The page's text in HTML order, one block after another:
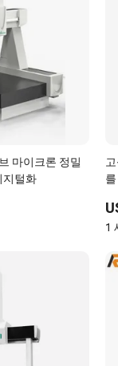
마이크론 정밀
지털화
1